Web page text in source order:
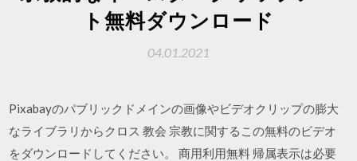
ト無料ダウンロード
04.01.2021
Pixabayのパブリックドメインの画像やビデオクリップの膨大
なライブラリからクロス 教会 宗教に関するこの無料のビデオ
をダウンロードしてください。 商用利用無料 帰属表示は必要